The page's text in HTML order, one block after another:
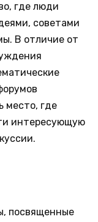
где люди
советами
В отличие от
место, где
интересующую
посвященные